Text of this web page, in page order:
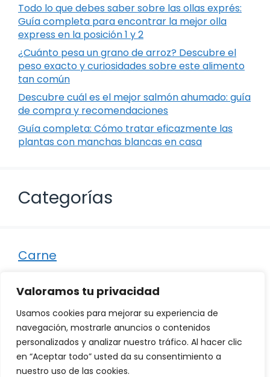
Valoramos tu privacidad
Usamos cookies para mejorar su experiencia de
navegación, mostrarle anuncios o contenidos
personalizados y analizar nuestro tráfico. Al hacer clic
en “Aceptar todo” usted da su consentimiento a
nuestro uso de las cookies.
Todo lo que debes saber sobre las ollas exprés:
Guía completa para encontrar la mejor olla
express en la posición 1 y 2
¿Cuánto pesa un grano de arroz? Descubre el
peso exacto y curiosidades sobre este alimento
tan común
Descubre cuál es el mejor salmón ahumado: guía
de compra y recomendaciones
Guía completa: Cómo tratar eficazmente las
plantas con manchas blancas en casa
Categorías
Carne
Otro
Pescado
Recetas